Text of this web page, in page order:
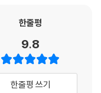
등 주요 언론의 호평도 이
하기(Do), 피드백 받기(F
다. 첫째, 우리는 다른
한줄평
9.8
한줄평 쓰기